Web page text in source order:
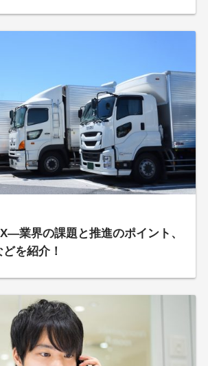
業界の課題と推進のポイント、
を紹介！